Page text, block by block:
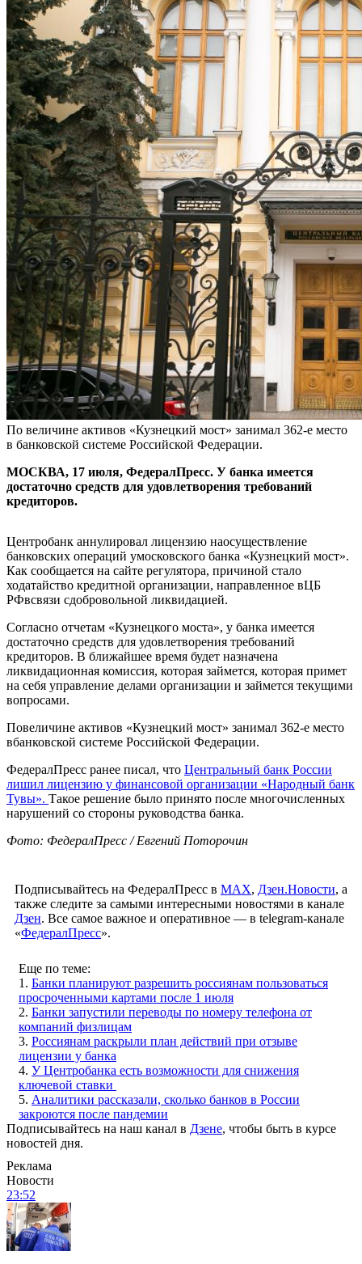
По величине активов «Кузнецкий мост» занимал 362-е место
в банковской системе Российской Федерации.
МОСКВА, 17 июля, ФедералПресс. У банка имеется
достаточно средств для удовлетворения требований
кредиторов.
Центробанк аннулировал лицензию наосуществление
банковских операций умосковского банка «Кузнецкий мост».
Как сообщается на сайте регулятора, причиной стало
ходатайство кредитной организации, направленное вЦБ
РФвсвязи сдобровольной ликвидацией.
Согласно отчетам «Кузнецкого моста», у банка имеется
достаточно средств для удовлетворения требований
кредиторов. В ближайшее время будет назначена
ликвидационная комиссия, которая займется, которая примет
на себя управление делами организации и займется текущими
вопросами.
Повеличине активов «Кузнецкий мост» занимал 362-е место
вбанковской системе Российской Федерации.
ФедералПресс ранее писал, что Центральный банк России
лишил лицензию у финансовой организации «Народный банк
Тувы». Такое решение было принято после многочисленных
нарушений со стороны руководства банка.
Фото: ФедералПресс / Евгений Поторочин
Подписывайтесь на ФедералПресс в МАХ, Дзен.Новости, а
также следите за самыми интересными новостями в канале
Дзен. Все самое важное и оперативное — в telegram-канале
«ФедералПресс».
Еще по теме:
1. Банки планируют разрешить россиянам пользоваться
просроченными картами после 1 июля
2. Банки запустили переводы по номеру телефона от
компаний физлицам
3. Россиянам раскрыли план действий при отзыве
лицензии у банка
4. У Центробанка есть возможности для снижения
ключевой ставки
5. Аналитики рассказали, сколько банков в России
закроются после пандемии
Подписывайтесь на наш канал в Дзене, чтобы быть в курсе
новостей дня.
Реклама
Новости
23:52